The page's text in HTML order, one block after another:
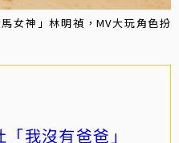
女神」林明禎，MV大玩角色扮
「我沒有爸爸」